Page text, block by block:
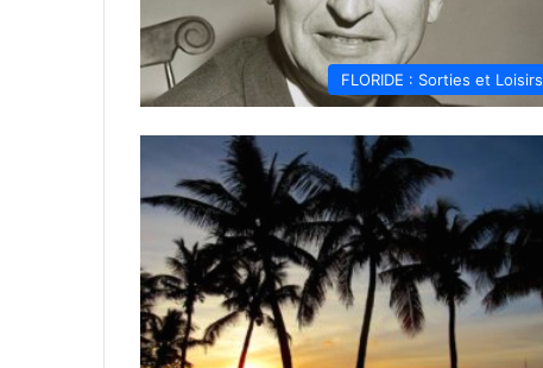
FLORIDE : Sorties et Loisirs